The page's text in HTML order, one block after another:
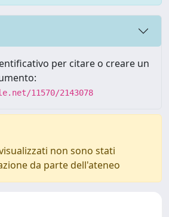
per citare o creare un
11570/2143078
non sono stati
da parte dell'ateneo